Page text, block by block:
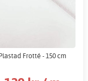
Frotté - 150 cm